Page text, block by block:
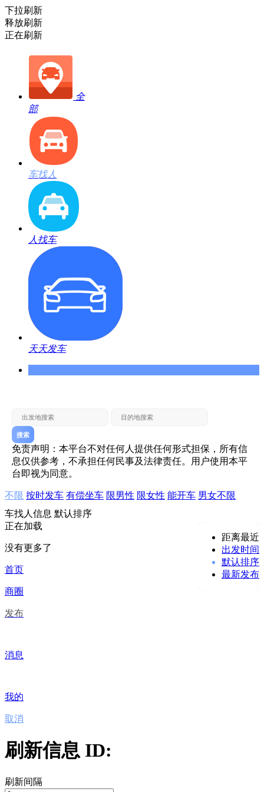
下拉刷新
释放刷新
正在刷新
全
部
车找人
人找车
天天发车
搜索
免责声明：本平台不对任何人提供任何形式担保，所有信
息仅供参考，不承担任何民事及法律责任。用户使用本平
台即视为同意。
不限 按时发车 有偿坐车 限男性 限女性 能开车 男女不限
车找人信息 默认排序
距离最近
出发时间
默认排序
最新发布
正在加载
没有更多了
首页
商圈
发布
消息
我的
取消
刷新信息 ID:
刷新间隔